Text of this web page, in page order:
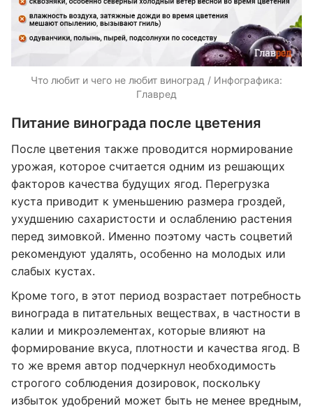
Что любит и чего не любит виноград / Инфографика:
Главред
Питание винограда после цветения
После цветения также проводится нормирование
урожая, которое считается одним из решающих
факторов качества будущих ягод. Перегрузка
куста приводит к уменьшению размера гроздей,
ухудшению сахаристости и ослаблению растения
перед зимовкой. Именно поэтому часть соцветий
рекомендуют удалять, особенно на молодых или
слабых кустах.
Кроме того, в этот период возрастает потребность
винограда в питательных веществах, в частности в
калии и микроэлементах, которые влияют на
формирование вкуса, плотности и качества ягод. В
то же время автор подчеркнул необходимость
строгого соблюдения дозировок, поскольку
избыток удобрений может быть не менее вредным,